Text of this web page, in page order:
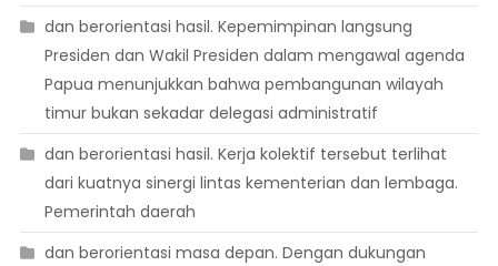
dan berorientasi hasil. Kepemimpinan langsung
Presiden dan Wakil Presiden dalam mengawal agenda
Papua menunjukkan bahwa pembangunan wilayah
timur bukan sekadar delegasi administratif
dan berorientasi hasil. Kerja kolektif tersebut terlihat
dari kuatnya sinergi lintas kementerian dan lembaga.
Pemerintah daerah
dan berorientasi masa depan. Dengan dukungan